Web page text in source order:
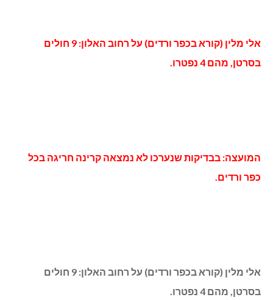
אלי מלין (קורא בכפר ורדים) על רחוב האלון: 9 חולים
בסרטן, מהם 4 נפטרו.
המועצה: בבדיקות שנערכו לא נמצאה קרינה חריגה בכל
כפר ורדים.
אלי מלין (קורא בכפר ורדים) על רחוב האלון: 9 חולים
בסרטן, מהם 4 נפטרו.